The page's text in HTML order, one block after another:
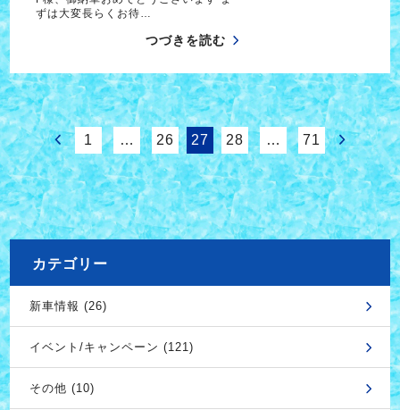
ずは大変長らくお待…
つづきを読む
1 … 26 27 28 … 71
カテゴリー
新車情報 (26)
イベント/キャンペーン (121)
その他 (10)